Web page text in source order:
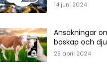
14 juni 2024
Ansökningar
boskap och
25 april 2024